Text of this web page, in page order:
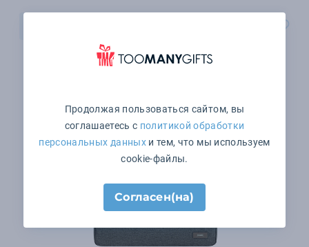
Продолжая пользоваться сайтом, вы
соглашаетесь с политикой обработки
персональных данныхи тем, что мы используем
cookie-файлы.
Согласен(на)